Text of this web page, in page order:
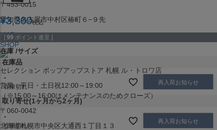
〒453-0015
愛知県名古屋市中村区椿町６−９先
MAP
SHOP
セレクション ポップアップストア 札幌 ル・トロワ店
営業：平日・土日祝12:00～19:00
（※15:00～16:00はメンテナンスのためクローズ）
〒060-0042
北海道札幌市中央区大通西１丁目１３
¥3,300税込
[ 99 ポイント進呈 ]
在庫 サイズ
在庫品
-
在庫切れ
再入荷お知らせ
取り寄せ(1ヶ月から2ヶ月)
-
在庫切れ
再入荷お知らせ